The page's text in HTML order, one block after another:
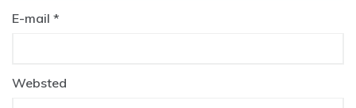
E-mail *
Websted